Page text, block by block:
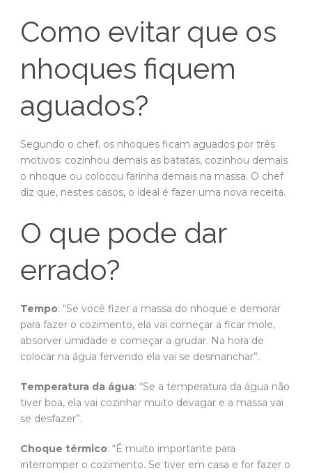
Como evitar que os
nhoques fiquem
aguados?
Segundo o chef, os nhoques ficam aguados por três
motivos: cozinhou demais as batatas, cozinhou demais
o nhoque ou colocou farinha demais na massa. O chef
diz que, nestes casos, o ideal é fazer uma nova receita.
O que pode dar
errado?
Tempo: “Se você fizer a massa do nhoque e demorar
para fazer o cozimento, ela vai começar a ficar mole,
absorver umidade e começar a grudar. Na hora de
colocar na água fervendo ela vai se desmanchar”.
Temperatura da água: “Se a temperatura da água não
tiver boa, ela vai cozinhar muito devagar e a massa vai
se desfazer”.
Choque térmico: “É muito importante para
interromper o cozimento. Se tiver em casa e for fazer o